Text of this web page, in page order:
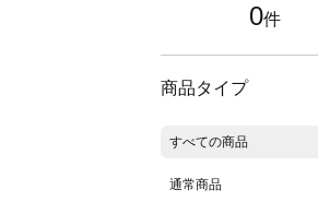
0件
商品タイプ
すべての商品
通常商品